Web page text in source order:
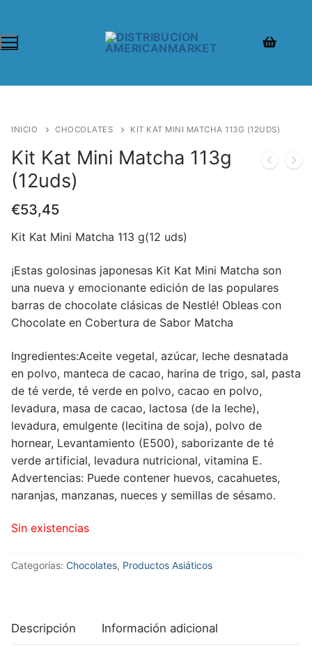
INICIO CHOCOLATES KIT KAT MINI MATCHA 113G (12UDS)
Kit Kat Mini Matcha 113g
(12uds)
€53,45
Kit Kat Mini Matcha 113 g(12 uds)
¡Estas golosinas japonesas Kit Kat Mini Matcha son
una nueva y emocionante edición de las populares
barras de chocolate clásicas de Nestlé! Obleas con
Chocolate en Cobertura de Sabor Matcha
Ingredientes:Aceite vegetal, azúcar, leche desnatada
en polvo, manteca de cacao, harina de trigo, sal, pasta
de té verde, té verde en polvo, cacao en polvo,
levadura, masa de cacao, lactosa (de la leche),
levadura, emulgente (lecitina de soja), polvo de
hornear, Levantamiento (E500), saborizante de té
verde artificial, levadura nutricional, vitamina E.
Advertencias: Puede contener huevos, cacahuetes,
naranjas, manzanas, nueces y semillas de sésamo.
Sin existencias
Categorías: Chocolates, Productos Asiáticos
Descripción Información adicional